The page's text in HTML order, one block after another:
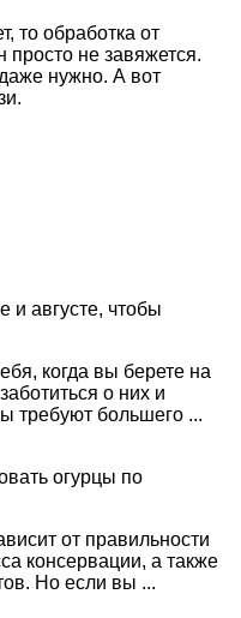
то обработка от
не завяжется.
нужно. А вот
и августе, чтобы
когда вы берете на
о них и
требуют большего ...
огурцы по
от правильности
консервации, а также
Но если вы ...